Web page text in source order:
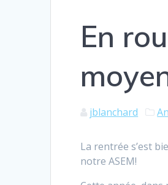
En
jblanchard
La rentrée s’est
notre ASEM!